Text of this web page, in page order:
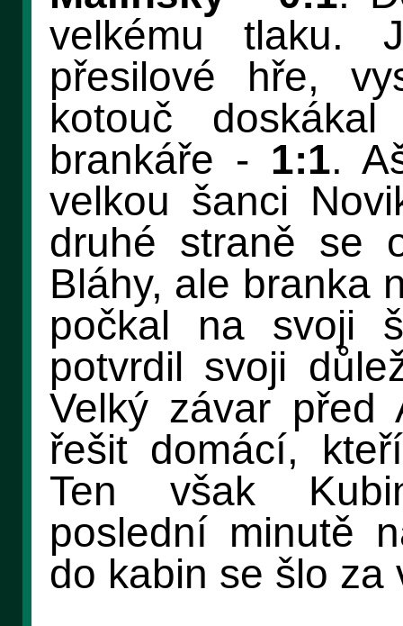
velkému
přesilové hře,
kotouč
brankáře - 1:1.
velkou šanci
druhé straně se
Bláhy, ale branka
počkal na svoji
potvrdil svoji
Velký závar před
řešit domácí,
Ten však
poslední minutě
do kabin se šlo